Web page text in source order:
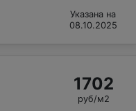
Указана на
08.10.2025
1702
руб/м2